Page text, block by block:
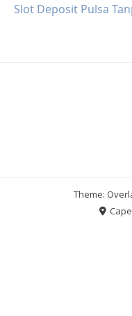
Slot Deposit Pulsa
Theme: